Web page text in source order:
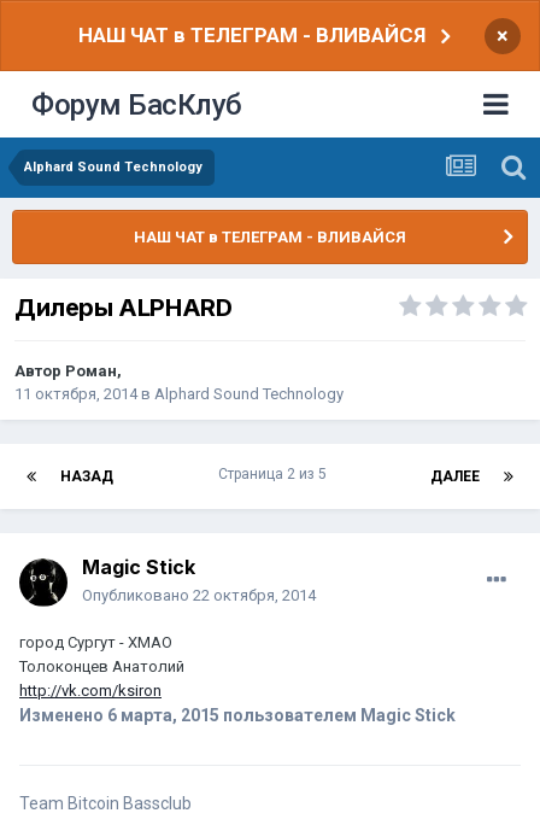
НАШ ЧАТ в ТЕЛЕГРАМ - ВЛИВАЙСЯ ×
Форум БасКлуб
Alphard Sound Technology
НАШ ЧАТ в ТЕЛЕГРАМ - ВЛИВАЙСЯ
Дилеры ALPHARD
Автор Роман,
11 октября, 2014в Alphard Sound Technology
НАЗАД ДАЛЕЕ
Страница 2 из 5
Magic Stick
Опубликовано 22 октября, 2014
город Сургут - ХМАО
Толоконцев Анатолий
http://vk.com/ksiron
Изменено 6 марта, 2015 пользователем Magic Stick
Team Bitcoin Bassclub